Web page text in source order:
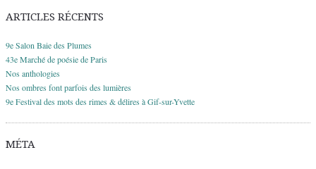
ARTICLES RÉCENTS
9e Salon Baie des Plumes
43e Marché de poésie de Paris
Nos anthologies
Nos ombres font parfois des lumières
9e Festival des mots des rimes & délires à Gif-sur-Yvette
MÉTA